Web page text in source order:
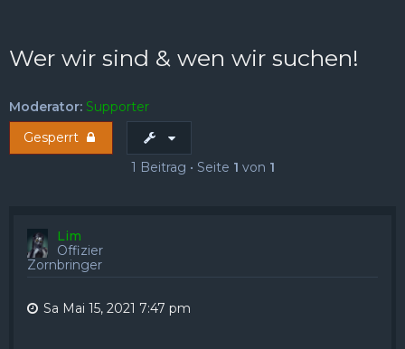
Wer wir sind & wen wir suchen!
Moderator: Supporter
Gesperrt
1 Beitrag • Seite 1 von 1
Lim
Offizier
Zornbringer
Sa Mai 15, 2021 7:47 pm